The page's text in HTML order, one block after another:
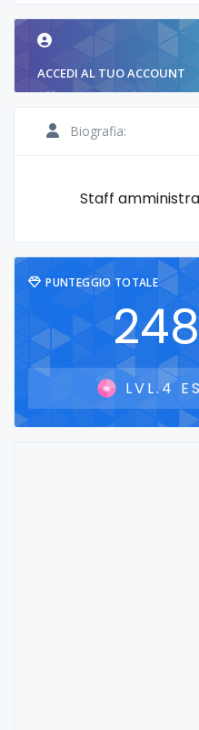
ACCEDI AL TUO ACCOUNT
Biografia:
Staff
PUNTEGGIO TOTALE
248
LVL.4